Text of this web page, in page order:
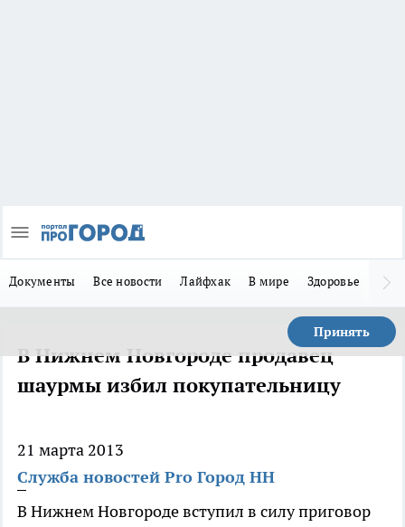
Документы Все новости Лайфхак В мире Здоровье
Принять
В Нижнем Новгороде продавец
шаурмы избил покупательницу
21 марта 2013
Служба новостей Pro Город НН
В Нижнем Новгороде вступил в силу приговор